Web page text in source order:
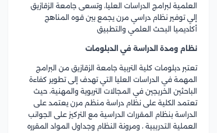
العلمية لبرامج الدراسات العليا، وتسعى جامعة الزقازيق
إلي توفير نظام دراسي مرن يجمع بين قوه المناهج
أكاديميا البحث العلمي والتطبيق
نظام ومدة الدراسة في الدبلومات
تعتبر دبلومات كلية التربية جامعة الزقازيق من البرامج
المهمة في الدراسات العليا التي تهدف إلى تطوير كفاءة
الباحثين الخريجين في المجالات التربوية والمهنية، حيث
تعتمد الكلية على نظام دراسة منظم مرن يعتمد على
الدراسة بنظام المقررات الدراسية مع التركيز على الجوانب
العملية التدريبية ، ومرونة النظام وجداول المواد المقرره